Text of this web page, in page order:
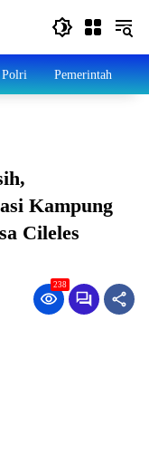
Pemerintah
Kampung
Cileles
238